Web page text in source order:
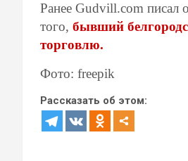
Ранее Gudvill.com писал
того, бывший
торговлю.
Фото: freepik
Рассказать об этом: